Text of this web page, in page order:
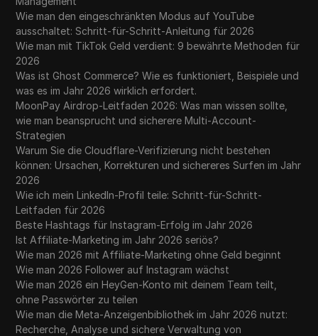
Wie man den eingeschränkten Modus auf YouTube
ausschaltet: Schritt-für-Schritt-Anleitung für 2026
Wie man mit TikTok Geld verdient: 9 bewährte Methoden für
2026
Was ist Ghost Commerce? Wie es funktioniert, Beispiele und
was es im Jahr 2026 wirklich erfordert.
MoonPay Airdrop-Leitfaden 2026: Was man wissen sollte,
wie man beansprucht und sicherere Multi-Account-
Strategien
Warum Sie die Cloudflare-Verifizierung nicht bestehen
können: Ursachen, Korrekturen und sichereres Surfen im Jahr
2026
Wie ich mein LinkedIn-Profil teile: Schritt-für-Schritt-
Leitfaden für 2026
Beste Hashtags für Instagram-Erfolg im Jahr 2026
Ist Affiliate-Marketing im Jahr 2026 seriös?
Wie man 2026 mit Affiliate-Marketing ohne Geld beginnt
Wie man 2026 Follower auf Instagram wächst
Wie man 2026 ein HeyGen-Konto mit deinem Team teilt,
ohne Passwörter zu teilen
Wie man die Meta-Anzeigenbibliothek im Jahr 2026 nutzt:
Recherche, Analyse und sichere Verwaltung von